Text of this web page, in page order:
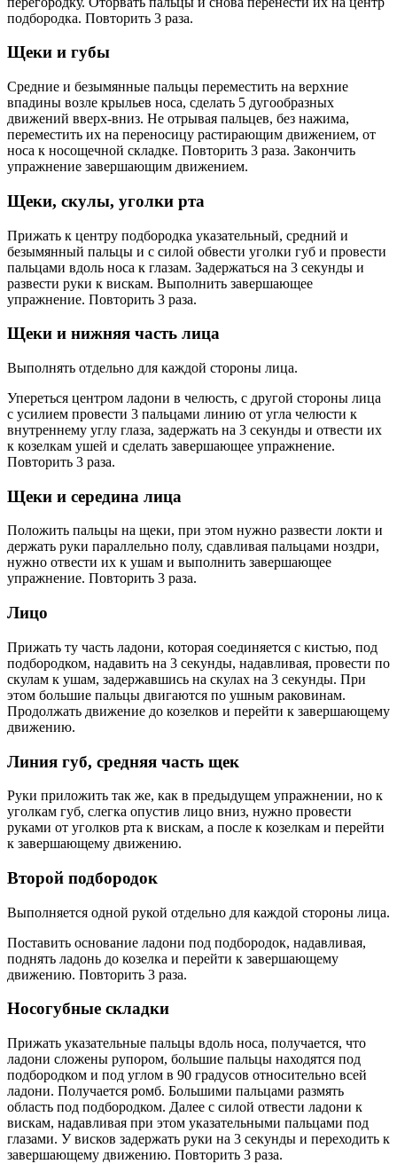
подбородка. Повторить 3 раза.
Щеки и губы
Средние и безымянные пальцы переместить на верхние
впадины возле крыльев носа, сделать 5 дугообразных
движений вверх-вниз. Не отрывая пальцев, без нажима,
переместить их на переносицу растирающим движением, от
носа к носощечной складке. Повторить 3 раза. Закончить
упражнение завершающим движением.
Щеки, скулы, уголки рта
Прижать к центру подбородка указательный, средний и
безымянный пальцы и с силой обвести уголки губ и провести
пальцами вдоль носа к глазам. Задержаться на 3 секунды и
развести руки к вискам. Выполнить завершающее
упражнение. Повторить 3 раза.
Щеки и нижняя часть лица
Выполнять отдельно для каждой стороны лица.
Упереться центром ладони в челюсть, с другой стороны лица
с усилием провести 3 пальцами линию от угла челюсти к
внутреннему углу глаза, задержать на 3 секунды и отвести их
к козелкам ушей и сделать завершающее упражнение.
Повторить 3 раза.
Щеки и середина лица
Положить пальцы на щеки, при этом нужно развести локти и
держать руки параллельно полу, сдавливая пальцами ноздри,
нужно отвести их к ушам и выполнить завершающее
упражнение. Повторить 3 раза.
Лицо
Прижать ту часть ладони, которая соединяется с кистью, под
подбородком, надавить на 3 секунды, надавливая, провести по
скулам к ушам, задержавшись на скулах на 3 секунды. При
этом большие пальцы двигаются по ушным раковинам.
Продолжать движение до козелков и перейти к завершающему
движению.
Линия губ, средняя часть щек
Руки приложить так же, как в предыдущем упражнении, но к
уголкам губ, слегка опустив лицо вниз, нужно провести
руками от уголков рта к вискам, а после к козелкам и перейти
к завершающему движению.
Второй подбородок
Выполняется одной рукой отдельно для каждой стороны лица.
Поставить основание ладони под подбородок, надавливая,
поднять ладонь до козелка и перейти к завершающему
движению. Повторить 3 раза.
Носогубные складки
Прижать указательные пальцы вдоль носа, получается, что
ладони сложены рупором, большие пальцы находятся под
подбородком и под углом в 90 градусов относительно всей
ладони. Получается ромб. Большими пальцами размять
область под подбородком. Далее с силой отвести ладони к
вискам, надавливая при этом указательными пальцами под
глазами. У висков задержать руки на 3 секунды и переходить к
завершающему движению. Повторить 3 раза.